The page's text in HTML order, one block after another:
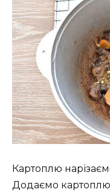
Картоплю
Додаємо картоплю